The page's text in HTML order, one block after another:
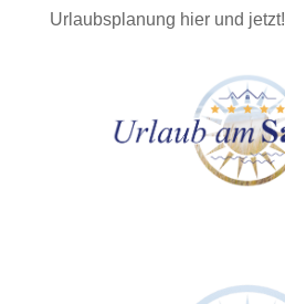
Urlaubsplanung hier und jetzt!